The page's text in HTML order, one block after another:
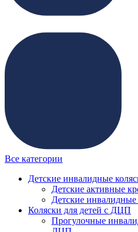
Все категории
Детские инвалидные
Детские активные
Детские инвалидные
Коляски для детей с ДЦП
Прогулочные